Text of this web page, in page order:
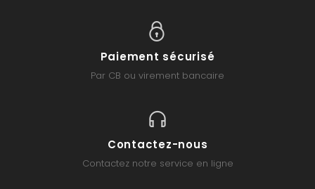
Paiement sécurisé
Par CB ou virement bancaire
Contactez-nous
Contactez notre service en ligne